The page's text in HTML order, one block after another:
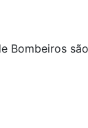
Bombeiros